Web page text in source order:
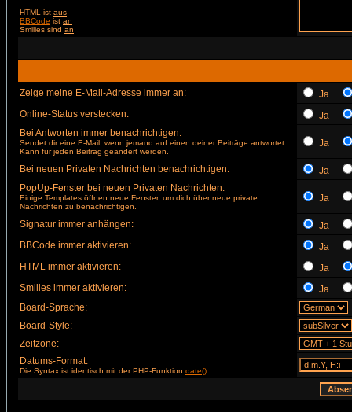
HTML ist aus
BBCode ist an
Smilies sind an
Zeige meine E-Mail-Adresse immer an:
Ja
Online-Status verstecken:
Ja
Bei Antworten immer benachrichtigen:
Sendet dir eine E-Mail, wenn jemand auf einen deiner Beiträge antwortet.
Kann für jeden Beitrag geändert werden.
Ja
Bei neuen Privaten Nachrichten benachrichtigen:
Ja
PopUp-Fenster bei neuen Privaten Nachrichten:
Einige Templates öffnen neue Fenster, um dich über neue private
Nachrichten zu benachrichtigen.
Ja
Signatur immer anhängen:
Ja
BBCode immer aktivieren:
Ja
HTML immer aktivieren:
Ja
Smilies immer aktivieren:
Ja
Board-Sprache:
Board-Style:
Zeitzone:
Datums-Format:
Die Syntax ist identisch mit der PHP-Funktion date()